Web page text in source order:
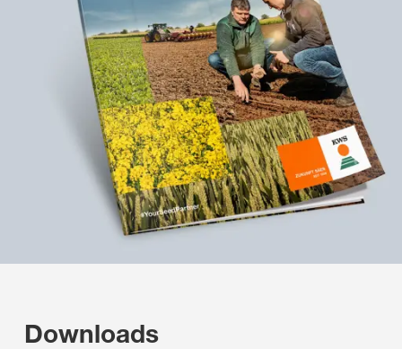
Downloads